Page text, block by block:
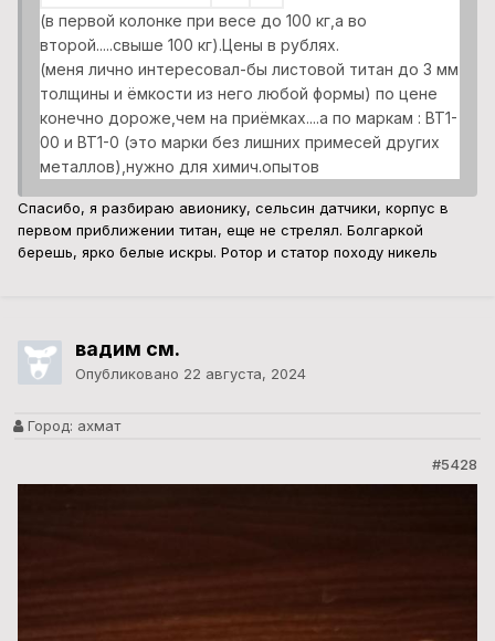
(в первой колонке при весе до 100 кг,а во
второй.....свыше 100 кг).Цены в рублях.
(меня лично интересовал-бы листовой титан до 3 мм
толщины и ёмкости из него любой формы) по цене
конечно дороже,чем на приёмках....а по маркам : ВТ1-
00 и ВТ1-0 (это марки без лишних примесей других
металлов),нужно для химич.опытов
Спасибо, я разбираю авионику, сельсин датчики, корпус в
первом приближении титан, еще не стрелял. Болгаркой
берешь, ярко белые искры. Ротор и статор походу никель
вадим см.
Опубликовано 22 августа, 2024
Город: ахмат
#5428